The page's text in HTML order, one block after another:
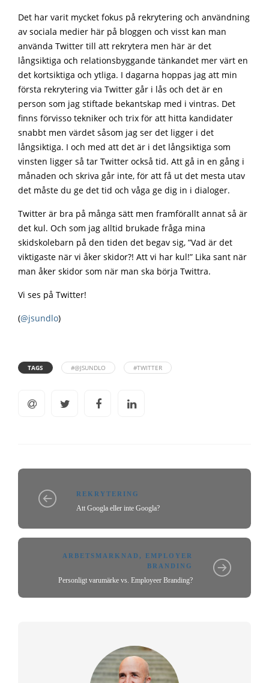
Det har varit mycket fokus på rekrytering och användning
av sociala medier här på bloggen och visst kan man
använda Twitter till att rekrytera men här är det
långsiktiga och relationsbyggande tänkandet mer värt en
det kortsiktiga och ytliga. I dagarna hoppas jag att min
första rekrytering via Twitter går i lås och det är en
person som jag stiftade bekantskap med i vintras. Det
finns förvisso tekniker och trix för att hitta kandidater
snabbt men värdet såsom jag ser det ligger i det
långsiktiga. I och med att det är i det långsiktiga som
vinsten ligger så tar Twitter också tid. Att gå in en gång i
månaden och skriva går inte, för att få ut det mesta utav
det måste du ge det tid och våga ge dig in i dialoger.
Twitter är bra på många sätt men framförallt annat så är
det kul. Och som jag alltid brukade fråga mina
skidskolebarn på den tiden det begav sig, ”Vad är det
viktigaste när vi åker skidor?! Att vi har kul!” Lika sant när
man åker skidor som när man ska börja Twittra.
Vi ses på Twitter!
(@jsundlo)
TAGS #@JSUNDLO #TWITTER
REKRYTERING
Att Googla eller inte Googla?
ARBETSMARKNAD, EMPLOYER
BRANDING
Personligt varumärke vs. Employeer Branding?